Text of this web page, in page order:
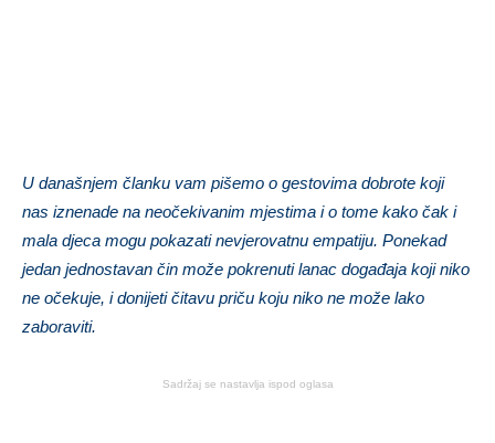
U današnjem članku vam pišemo o gestovima dobrote koji
nas iznenade na neočekivanim mjestima i o tome kako čak i
mala djeca mogu pokazati nevjerovatnu empatiju. Ponekad
jedan jednostavan čin može pokrenuti lanac događaja koji niko
ne očekuje, i donijeti čitavu priču koju niko ne može lako
zaboraviti.
Sadržaj se nastavlja ispod oglasa